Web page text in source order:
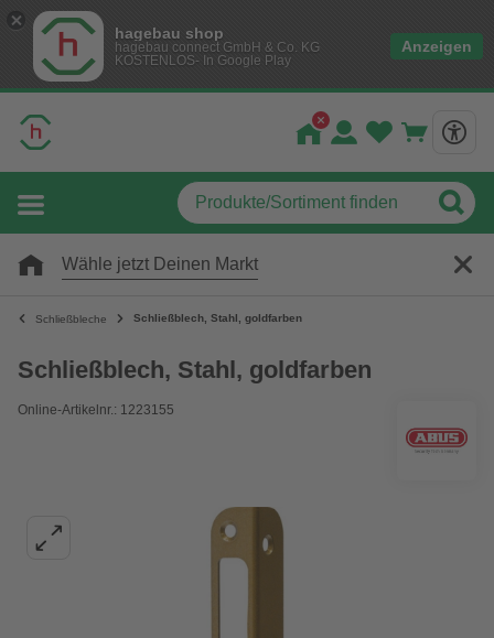
hagebau shop
hagebau connect GmbH & Co. KG
KOSTENLOS- In Google Play
Anzeigen
Wähle jetzt Deinen Markt
Schließbleche Schließblech, Stahl, goldfarben
Schließblech, Stahl, goldfarben
Online-Artikelnr.: 1223155